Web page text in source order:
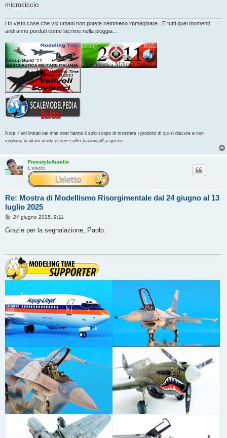
microciccio
Ho visto cose che voi umani non potete nemmeno immaginare...E tutti quei momenti
andranno perduti come lacrime nella pioggia...
Nota: i siti linkati nei miei post hanno il solo scopo di mostrare i prodotti di cui si discute e non
vogliono in alcun modo essere sollecitazioni all'acquisto.
FreestyleAurelio
L'eletto
Re: Mostra di Modellismo Risorgimentale dal 24 giugno al 13
luglio 2025
M
s
i
o
24 giugno 2025, 9:11
Grazie per la segnalazione, Paolo.